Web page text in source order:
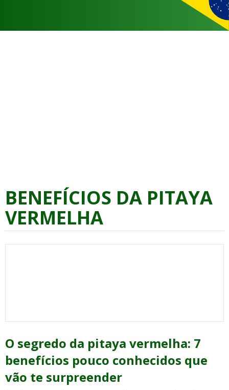
BENEFÍCIOS DA PITAYA
VERMELHA
O segredo da pitaya vermelha: 7
benefícios pouco conhecidos que
vão te surpreender